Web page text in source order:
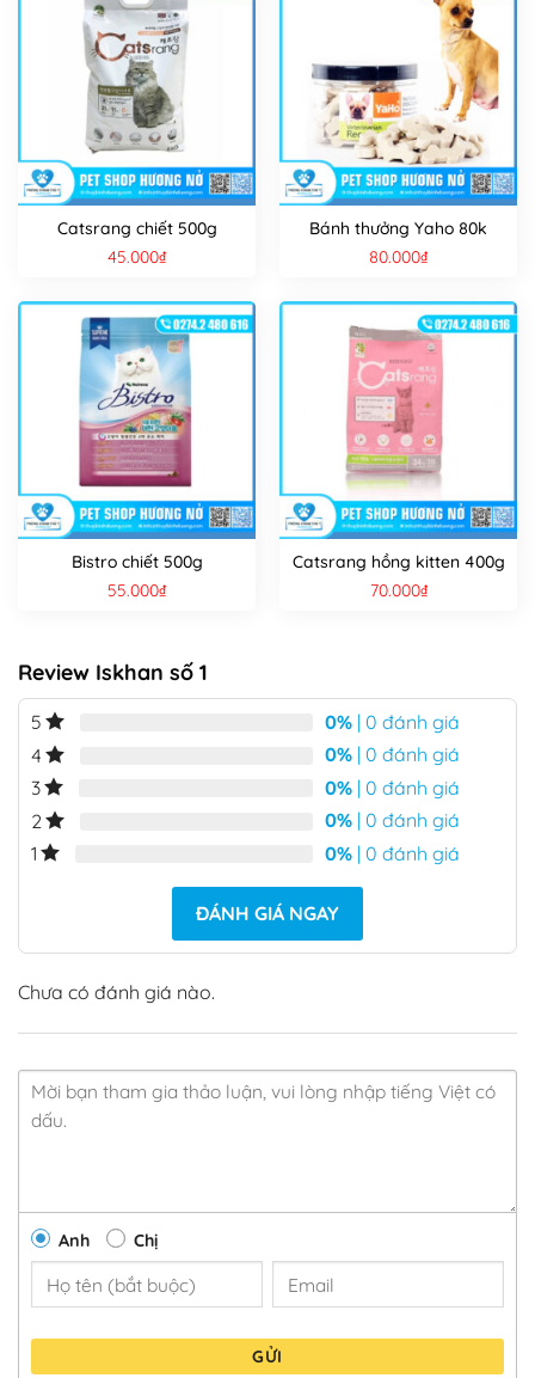
Catsrang chiết 500g
45.000₫
Bánh thưởng Yaho 80k
80.000₫
Bistro chiết 500g
55.000₫
Catsrang hồng kitten 400g
70.000₫
Review Iskhan số 1
5 0% | 0 đánh giá
4
0% | 0 đánh giá
3
0% | 0 đánh giá
2
0% | 0 đánh giá
1
0% | 0 đánh giá
ĐÁNH GIÁ NGAY
Chưa có đánh giá nào.
Anh Chị
GỬI